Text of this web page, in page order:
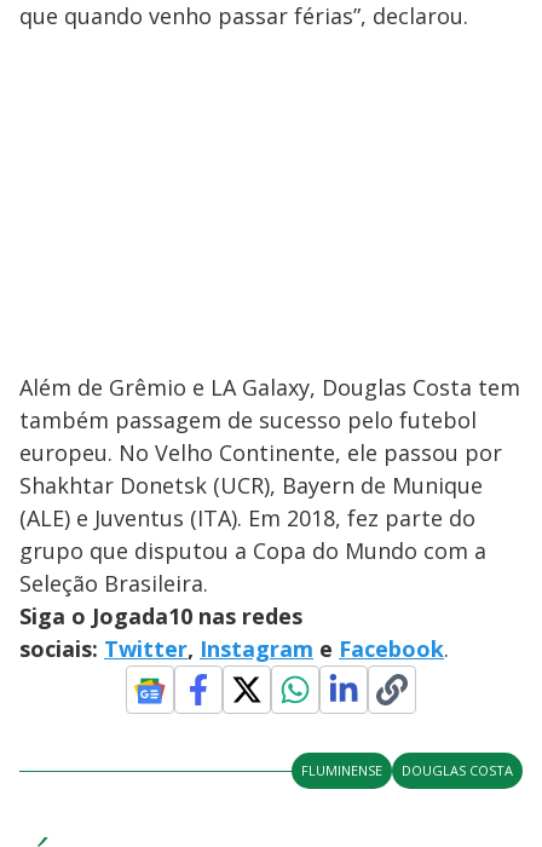
que quando venho passar férias”, declarou.
Além de Grêmio e LA Galaxy, Douglas Costa tem
também passagem de sucesso pelo futebol
europeu. No Velho Continente, ele passou por
Shakhtar Donetsk (UCR), Bayern de Munique
(ALE) e Juventus (ITA). Em 2018, fez parte do
grupo que disputou a Copa do Mundo com a
Seleção Brasileira.
Siga o Jogada10 nas redes
sociais: Twitter, Instagram e Facebook.
FLUMINENSE DOUGLAS COSTA